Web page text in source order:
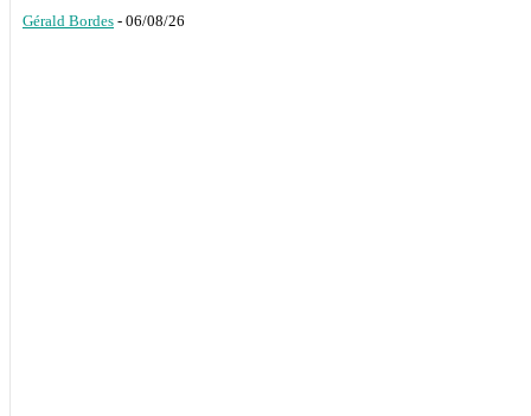
Gérald Bordes - 06/08/26